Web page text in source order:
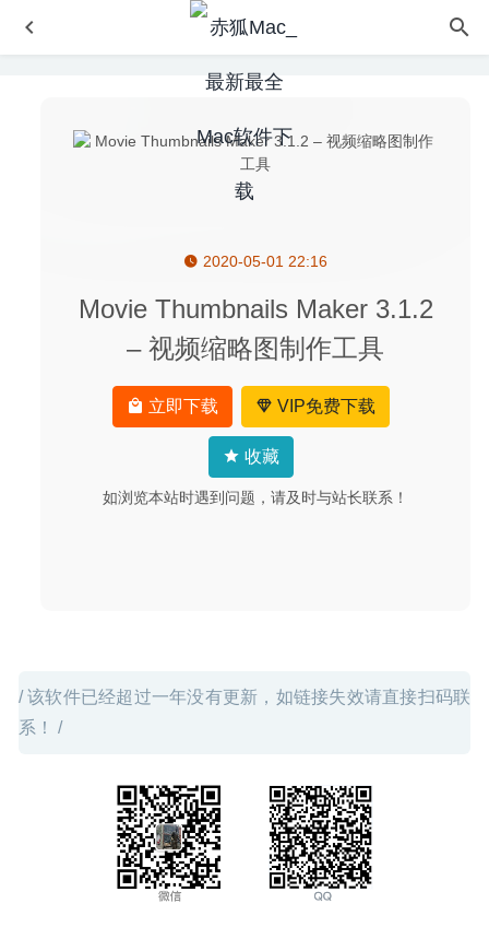
2020-05-01 22:16
Movie Thumbnails Maker 3.1.2
– 视频缩略图制作工具
立即下载 VIP免费下载
收藏
如浏览本站时遇到问题，请及时与站长联系！
/ 该软件已经超过一年没有更新，如链接失效请直接扫码联
系！ /
RAW Power 3.0.4 – 优秀的RAW图像处理工具
Lungo 1.7.0 – 防止屏幕休眠工具 2020-05-03
Principle 5.12 – 界面交互动画设计神器 2020-05-23
FastScripts 3.3.8 – 简单实用的脚本调试工具 2025-09-03